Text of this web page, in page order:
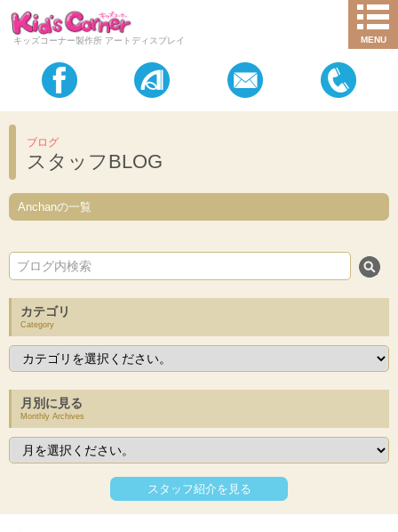
キッズコーナー製作所 アートディスプレイ MENU
ブログ
スタッフBLOG
Anchanの一覧
カテゴリ
Category
月別に見る
Monthly Archives
スタッフ紹介を見る